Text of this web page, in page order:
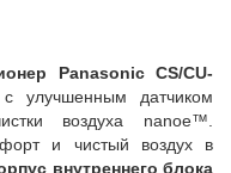
Panasonic CS/CU-
с улучшенным датчиком
воздуха nanoe™.
и чистый воздух в
внутреннего блока